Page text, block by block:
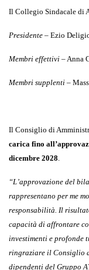
Il Collegio Sindacale di
Presidente – Ezio
Membri effettivi – Anna
Membri supplenti –
Il Consiglio di
carica fino
dicembre 2028.
“L’approvazione del
rappresentano per me
responsabilità. Il
capacità di affrontare
investimenti e profonde
ringraziare il Consiglio
dipendenti del Gruppo